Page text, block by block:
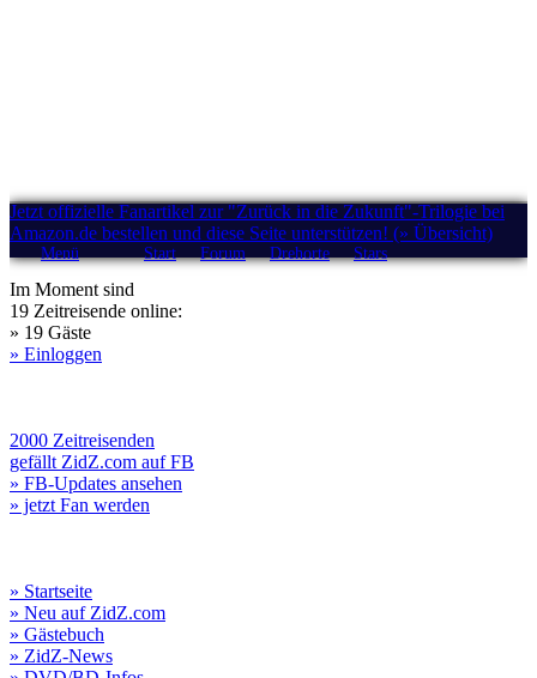
Jetzt offizielle Fanartikel zur "Zurück in die Zukunft"-Trilogie bei
Amazon.de bestellen und diese Seite unterstützen! (» Übersicht)
Menü Start Forum Drehorte Stars
Im Moment sind
19 Zeitreisende online:
» 19 Gäste
» Einloggen
2000 Zeitreisenden
gefällt ZidZ.com auf FB
» FB-Updates ansehen
» jetzt Fan werden
» Startseite
» Neu auf ZidZ.com
» Gästebuch
» ZidZ-News